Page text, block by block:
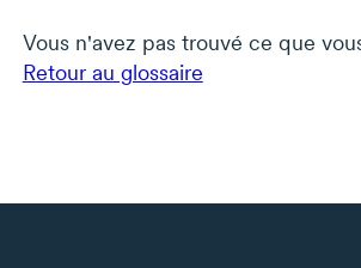
Vous n'avez pas trouvé ce que
Retour au glossaire